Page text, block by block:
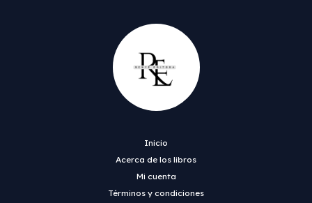
Inicio
Acerca de los libros
Mi cuenta
Términos y condiciones